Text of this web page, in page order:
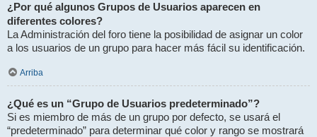
¿Por qué algunos Grupos de Usuarios aparecen en
diferentes colores?
La Administración del foro tiene la posibilidad de asignar un color
a los usuarios de un grupo para hacer más fácil su identificación.
Arriba
¿Qué es un “Grupo de Usuarios predeterminado”?
Si es miembro de más de un grupo por defecto, se usará el
“predeterminado” para determinar qué color y rango se mostrará